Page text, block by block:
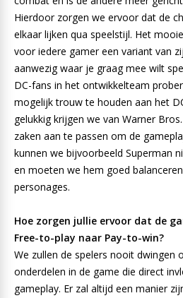
Hierdoor zorgen we ervoor dat de
elkaar lijken qua speelstijl. Het
voor iedere gamer een variant van
aanwezig waar je graag mee wilt
DC-fans in het ontwikkelteam
mogelijk trouw te houden aan het
gelukkig krijgen we van Warner
zaken aan te passen om de
kunnen we bijvoorbeeld Superman
en moeten we hem goed
personages.
Hoe zorgen jullie ervoor dat de
Free-to-play naar Pay-to-win?
We zullen de spelers nooit dwingen
onderdelen in de game die direct
gameplay. Er zal altijd een manier